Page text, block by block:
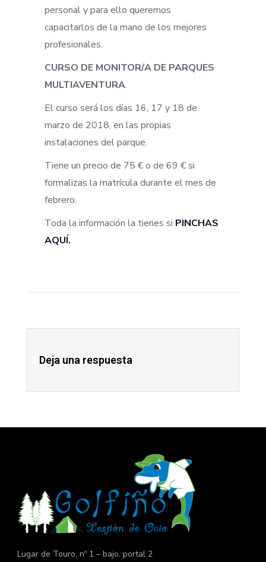
personal y para ello queremos
capacitarlos de la mano de los mejores
profesionales.
CURSO DE MONITOR/A DE PARQUES
MULTIAVENTURA.
El curso será los días 16, 17 y 18 de
marzo de 2018, en las propias
instalaciones del parque.
Tiene un precio de 75 € o de 69 € si
formalizas la matrícula durante el mes de
febrero.
Toda la información la tienes si PINCHAS
AQUÍ.
Deja una respuesta
Lugar de Touro, nº 1 – bajo, portal 2